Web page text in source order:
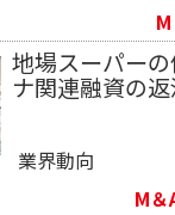
地場スーパー
ナ関連融資の
業界動向
M